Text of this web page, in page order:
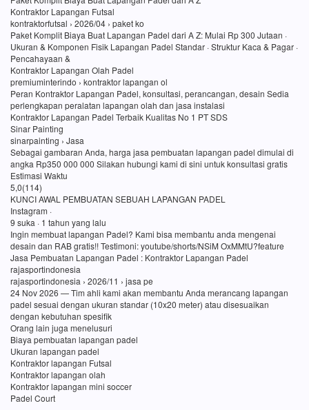
Kontraktor Lapangan Futsal
kontraktorfutsal › 2026/04 › paket ko
Paket Komplit Biaya Buat Lapangan Padel dari A Z: Mulai Rp 300 Jutaan ·
Ukuran & Komponen Fisik Lapangan Padel Standar · Struktur Kaca & Pagar ·
Pencahayaan &
Kontraktor Lapangan Olah Padel
premiuminterindo › kontraktor lapangan ol
Peran Kontraktor Lapangan Padel, konsultasi, perancangan, desain Sedia
perlengkapan peralatan lapangan olah dan jasa instalasi
Kontraktor Lapangan Padel Terbaik Kualitas No 1 PT SDS
Sinar Painting
sinarpainting › Jasa
Sebagai gambaran Anda, harga jasa pembuatan lapangan padel dimulai di
angka Rp350 000 000 Silakan hubungi kami di sini untuk konsultasi gratis
Estimasi Waktu
5,0(114)
KUNCI AWAL PEMBUATAN SEBUAH LAPANGAN PADEL
Instagram ·
9 suka · 1 tahun yang lalu
Ingin membuat lapangan Padel? Kami bisa membantu anda mengenai
desain dan RAB gratis!! Testimoni: youtube/shorts/NSiM OxMMtU?feature
Jasa Pembuatan Lapangan Padel : Kontraktor Lapangan Padel
rajasportindonesia
rajasportindonesia › 2026/11 › jasa pe
24 Nov 2026 — Tim ahli kami akan membantu Anda merancang lapangan
padel sesuai dengan ukuran standar (10x20 meter) atau disesuaikan
dengan kebutuhan spesifik
Orang lain juga menelusuri
Biaya pembuatan lapangan padel
Ukuran lapangan padel
Kontraktor lapangan Futsal
Kontraktor lapangan olah
Kontraktor lapangan mini soccer
Padel Court